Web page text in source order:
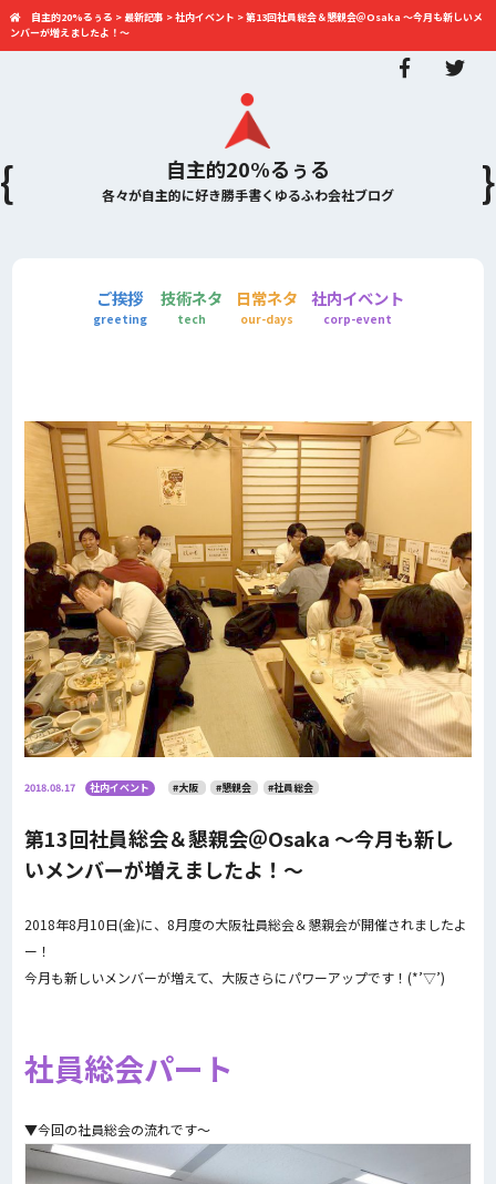
自主的20%るぅる
各々が自主的に好き勝手書くゆるふわ会社ブログ
自主的20%るぅる > 最新記事 >社内イベント >第13回社員総会＆懇親会＠Osaka 〜今月も新しいメ
ンバーが増えましたよ！〜
ご挨拶
greeting
技術ネタ
tech
日常ネタ
our-days
社内イベント
corp-event
2018.08.17 社内イベント #大阪 #懇親会 #社員総会
第13回社員総会＆懇親会＠Osaka 〜今月も新し
いメンバーが増えましたよ！〜
2018年8月10日(金)に、8月度の大阪社員総会＆懇親会が開催されましたよ
ー！
今月も新しいメンバーが増えて、大阪さらにパワーアップです！(*’▽’)
社員総会パート
▼今回の社員総会の流れです～